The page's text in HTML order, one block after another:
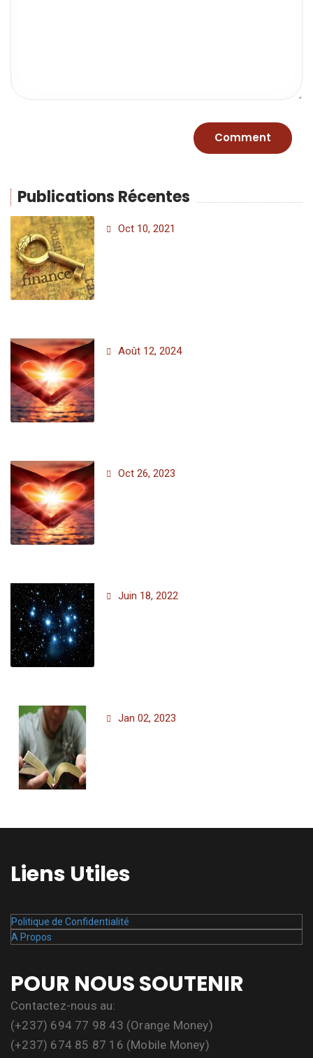
Publications Récentes
Oct 10, 2021
Août 12, 2024
Oct 26, 2023
Juin 18, 2022
Jan 02, 2023
Liens Utiles
Politique de Confidentialité
A Propos
POUR NOUS SOUTENIR
Contactez-nous au:
(+237) 694 77 98 43 (Orange Money)
(+237) 674 85 87 16 (Mobile Money)